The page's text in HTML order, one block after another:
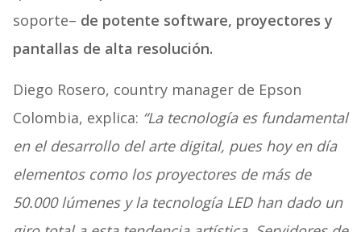
soporte– de potente software, proyectores y
pantallas de alta resolución.
Diego Rosero, country manager de Epson
Colombia, explica: “La tecnología es fundamental
en el desarrollo del arte digital, pues hoy en día
elementos como los proyectores de más de
50.000 lúmenes y la tecnología LED han dado un